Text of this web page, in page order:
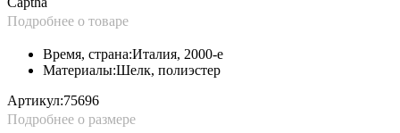
Подробнее о товаре
Материалы:Шелк, полиэстер
Время, страна:Италия, 2000-е
Артикул:75696
Подробнее о размере